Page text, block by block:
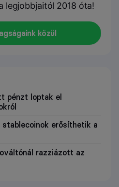
legjobbjaitól 2018 óta!
közül
pénzt loptak el
erősíthetik a
razziázott az